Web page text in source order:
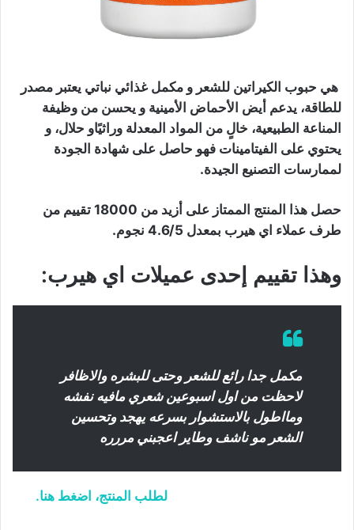
هي حبوب الكيراتين للشعر و مكمل غذائي نباتي يعتبر مصدر
للطاقة، يدعم أيض الأحماض الأمينية و يحسن من وظيفة
المناعة الطبيعية، خالٍ من المواد المعدلة وراثيًاو حلال، و
يحتوي على الفيتامينات فهو حاصل على شهادة الجودة
لممارسات التصنيع الجيدة.
حصل هذا المنتج الممتاز على أزيد من 18000 تقييم من
طرف عملاء اي هيرب بمعدل 4.6/5 نجوم.
وهذا تقييم إحدى عميلات اي هيرب:
مكمل جدا رائع للشعر وحتى للبشره والاظافر
لاحظت من اول اسبوعين شعري مافيه نفشه
ومااطول بالاستشوار بسرعه يهجد وتحسين
الشعر مو ناشف وطاير اعجبني مررره
لطلب المنتج، اضغط هنا.